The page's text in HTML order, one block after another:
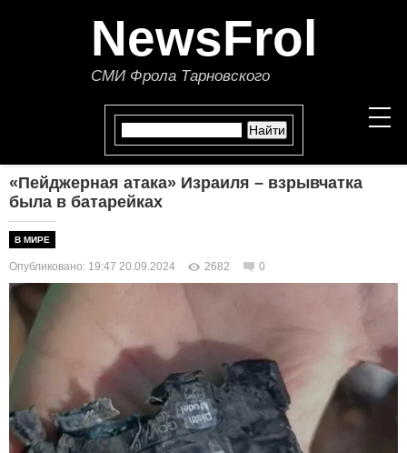
NewsFrol
СМИ Фрола Тарновского
ПОЛИТИКА
В МИРЕ
ОБЩЕСТВО
КУЛЬТУРА
«Пейджерная атака» Израиля – взрывчатка
была в батарейках
В МИРЕ
Опубликовано: 19:47 20.09.2024 2682 0